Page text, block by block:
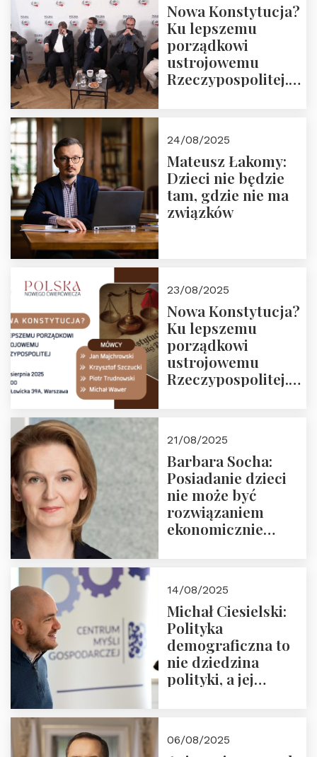
Nowa Konstytucja?
Ku lepszemu
porządkowi
ustrojowemu
Rzeczypospolitej.
24/08/2025
Mateusz Łakomy:
Dzieci nie będzie
tam, gdzie nie ma
związków
23/08/2025
Nowa Konstytucja?
Ku lepszemu
porządkowi
ustrojowemu
Rzeczypospolitej.
Nowego
Ćwierćwiecza”
21/08/2025
Barbara Socha:
Posiadanie dzieci
nie może być
rozwiązaniem
ekonomicznie
14/08/2025
Michał Ciesielski:
Polityka
demograficzna to
nie dziedzina
polityki, a jej
06/08/2025